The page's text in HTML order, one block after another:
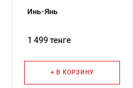
Инь-Янь
1 499 тенге
+ В КОРЗИНУ